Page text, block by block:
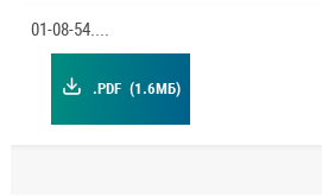
01-08-54.pdf
.PDF (1.6МБ)